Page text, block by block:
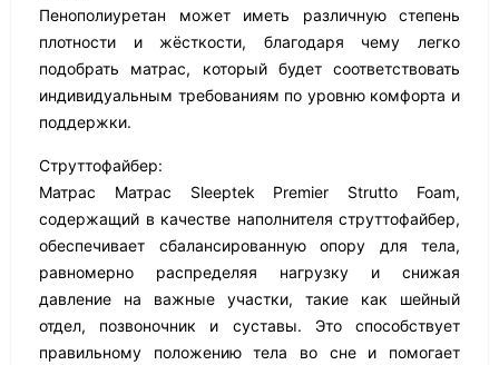
Пенополиуретан может иметь различную степень
плотности и жёсткости, благодаря чему легко
подобрать матрас, который будет соответствовать
индивидуальным требованиям по уровню комфорта и
поддержки.
Струттофайбер:
Матрас Матрас Sleeptek Premier Strutto Foam,
содержащий в качестве наполнителя струттофайбер,
обеспечивает сбалансированную опору для тела,
равномерно распределяя нагрузку и снижая
давление на важные участки, такие как шейный
отдел, позвоночник и суставы. Это способствует
правильному положению тела во сне и помогает